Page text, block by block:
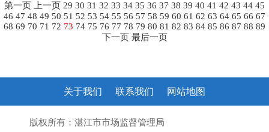
第一页 上一页 29 30 31 32 33 34 35 36 37 38 39 40 41 42 43 44 45
46 47 48 49 50 51 52 53 54 55 56 57 58 59 60 61 62 63 64 65 66 67
68 69 70 71 72 73 74 75 76 77 78 79 80 81 82 83 84 85 86 87 88 89
下一页 最后一页
关于我们 联系我们 网站地图
版权所有：湛江市市场监督管理局